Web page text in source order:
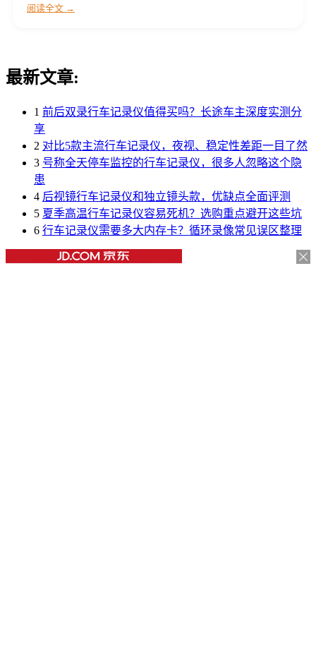
阅读全文 →
最新文章:
1 前后双录行车记录仪值得买吗？长途车主深度实测分
享
2 对比5款主流行车记录仪，夜视、稳定性差距一目了然
3 号称全天停车监控的行车记录仪，很多人忽略这个隐
患
4 后视镜行车记录仪和独立镜头款，优缺点全面评测
5 夏季高温行车记录仪容易死机？选购重点避开这些坑
6 行车记录仪需要多大内存卡？循环录像常见误区整理